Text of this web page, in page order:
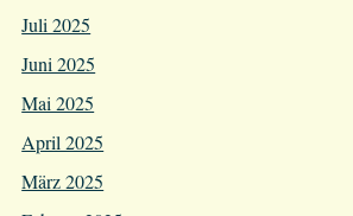
Juli 2025
Juni 2025
Mai 2025
April 2025
März 2025